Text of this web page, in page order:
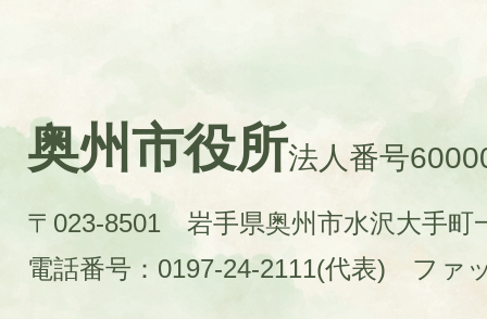
奥州市役所法人番号
〒023-8501 岩手県奥州市水沢大手町
電話番号：0197-24-2111(代表)
ファ